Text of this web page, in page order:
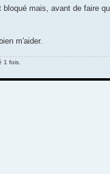
mais, avant de faire
m'aider.
1 fois.